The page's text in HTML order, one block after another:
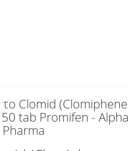
το Clomid (Clomiphene
tab Promifen - Alpha
Pharma